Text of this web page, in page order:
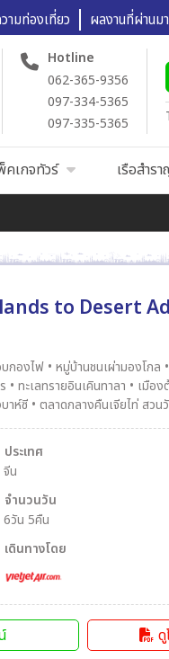
ามท่องเที่ยว ผลงานที่ผ่านมา
Hotline
062-365-9356
097-334-5365
097-335-5365
คเกจทัวร์ เรือสำร
to Desert
กองไฟ • หมู่บ้านชนเผ่ามองโก
ทะเลทรายอินเคินทาลา • เมือง
ห์ซี • ตลาดกลางคืนเจียไท่ สว
ดิน
ประเทศ
จีน
จำนวนวัน
6วัน 5คืน
เดินทางโดย